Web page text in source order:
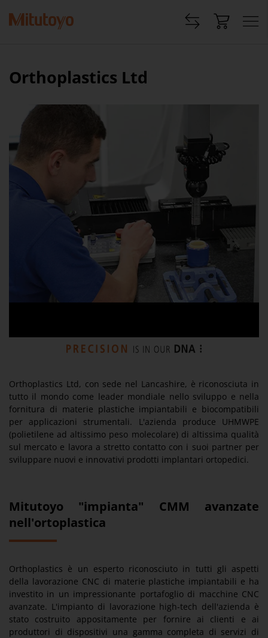
Orthoplastics Ltd
Orthoplastics Ltd, con sede nel Lancashire, è riconosciuta in
tutto il mondo come leader mondiale nello sviluppo e nella
fornitura di materie plastiche impiantabili e biocompatibili
per applicazioni strumentali. L'azienda produce UHMWPE
(polietilene ad altissimo peso molecolare) di altissima qualità
sul mercato e lavora a stretto contatto con i suoi partner per
sviluppare nuovi e innovativi prodotti implantari ortopedici.
Mitutoyo "impianta" CMM avanzate
nell'ortoplastica
Orthoplastics è un esperto riconosciuto in tutti gli aspetti
della lavorazione CNC di materie plastiche impiantabili e ha
investito in un impressionante portafoglio di macchine CNC
avanzate. L'impianto di lavorazione high-tech dell'azienda è
stato costruito appositamente per fornire ai clienti e ai
produttori di dispositivi una gamma completa di servizi di